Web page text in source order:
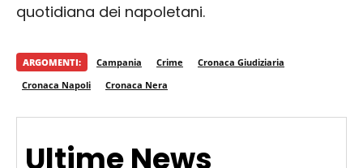
Ultime News
quotidiana dei napoletani.
ARGOMENTI: Campania Crime
Cronaca Giudiziaria
Cronaca Napoli
Cronaca Nera